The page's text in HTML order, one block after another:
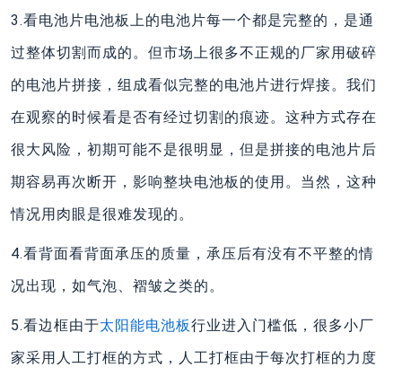
3.看电池片电池板上的电池片每一个都是完整的，是通
过整体切割而成的。但市场上很多不正规的厂家用破碎
的电池片拼接，组成看似完整的电池片进行焊接。我们
在观察的时候看是否有经过切割的痕迹。这种方式存在
很大风险，初期可能不是很明显，但是拼接的电池片后
期容易再次断开，影响整块电池板的使用。当然，这种
情况用肉眼是很难发现的。
4.看背面看背面承压的质量，承压后有没有不平整的情
况出现，如气泡、褶皱之类的。
5.看边框由于太阳能电池板行业进入门槛低，很多小厂
家采用人工打框的方式，人工打框由于每次打框的力度